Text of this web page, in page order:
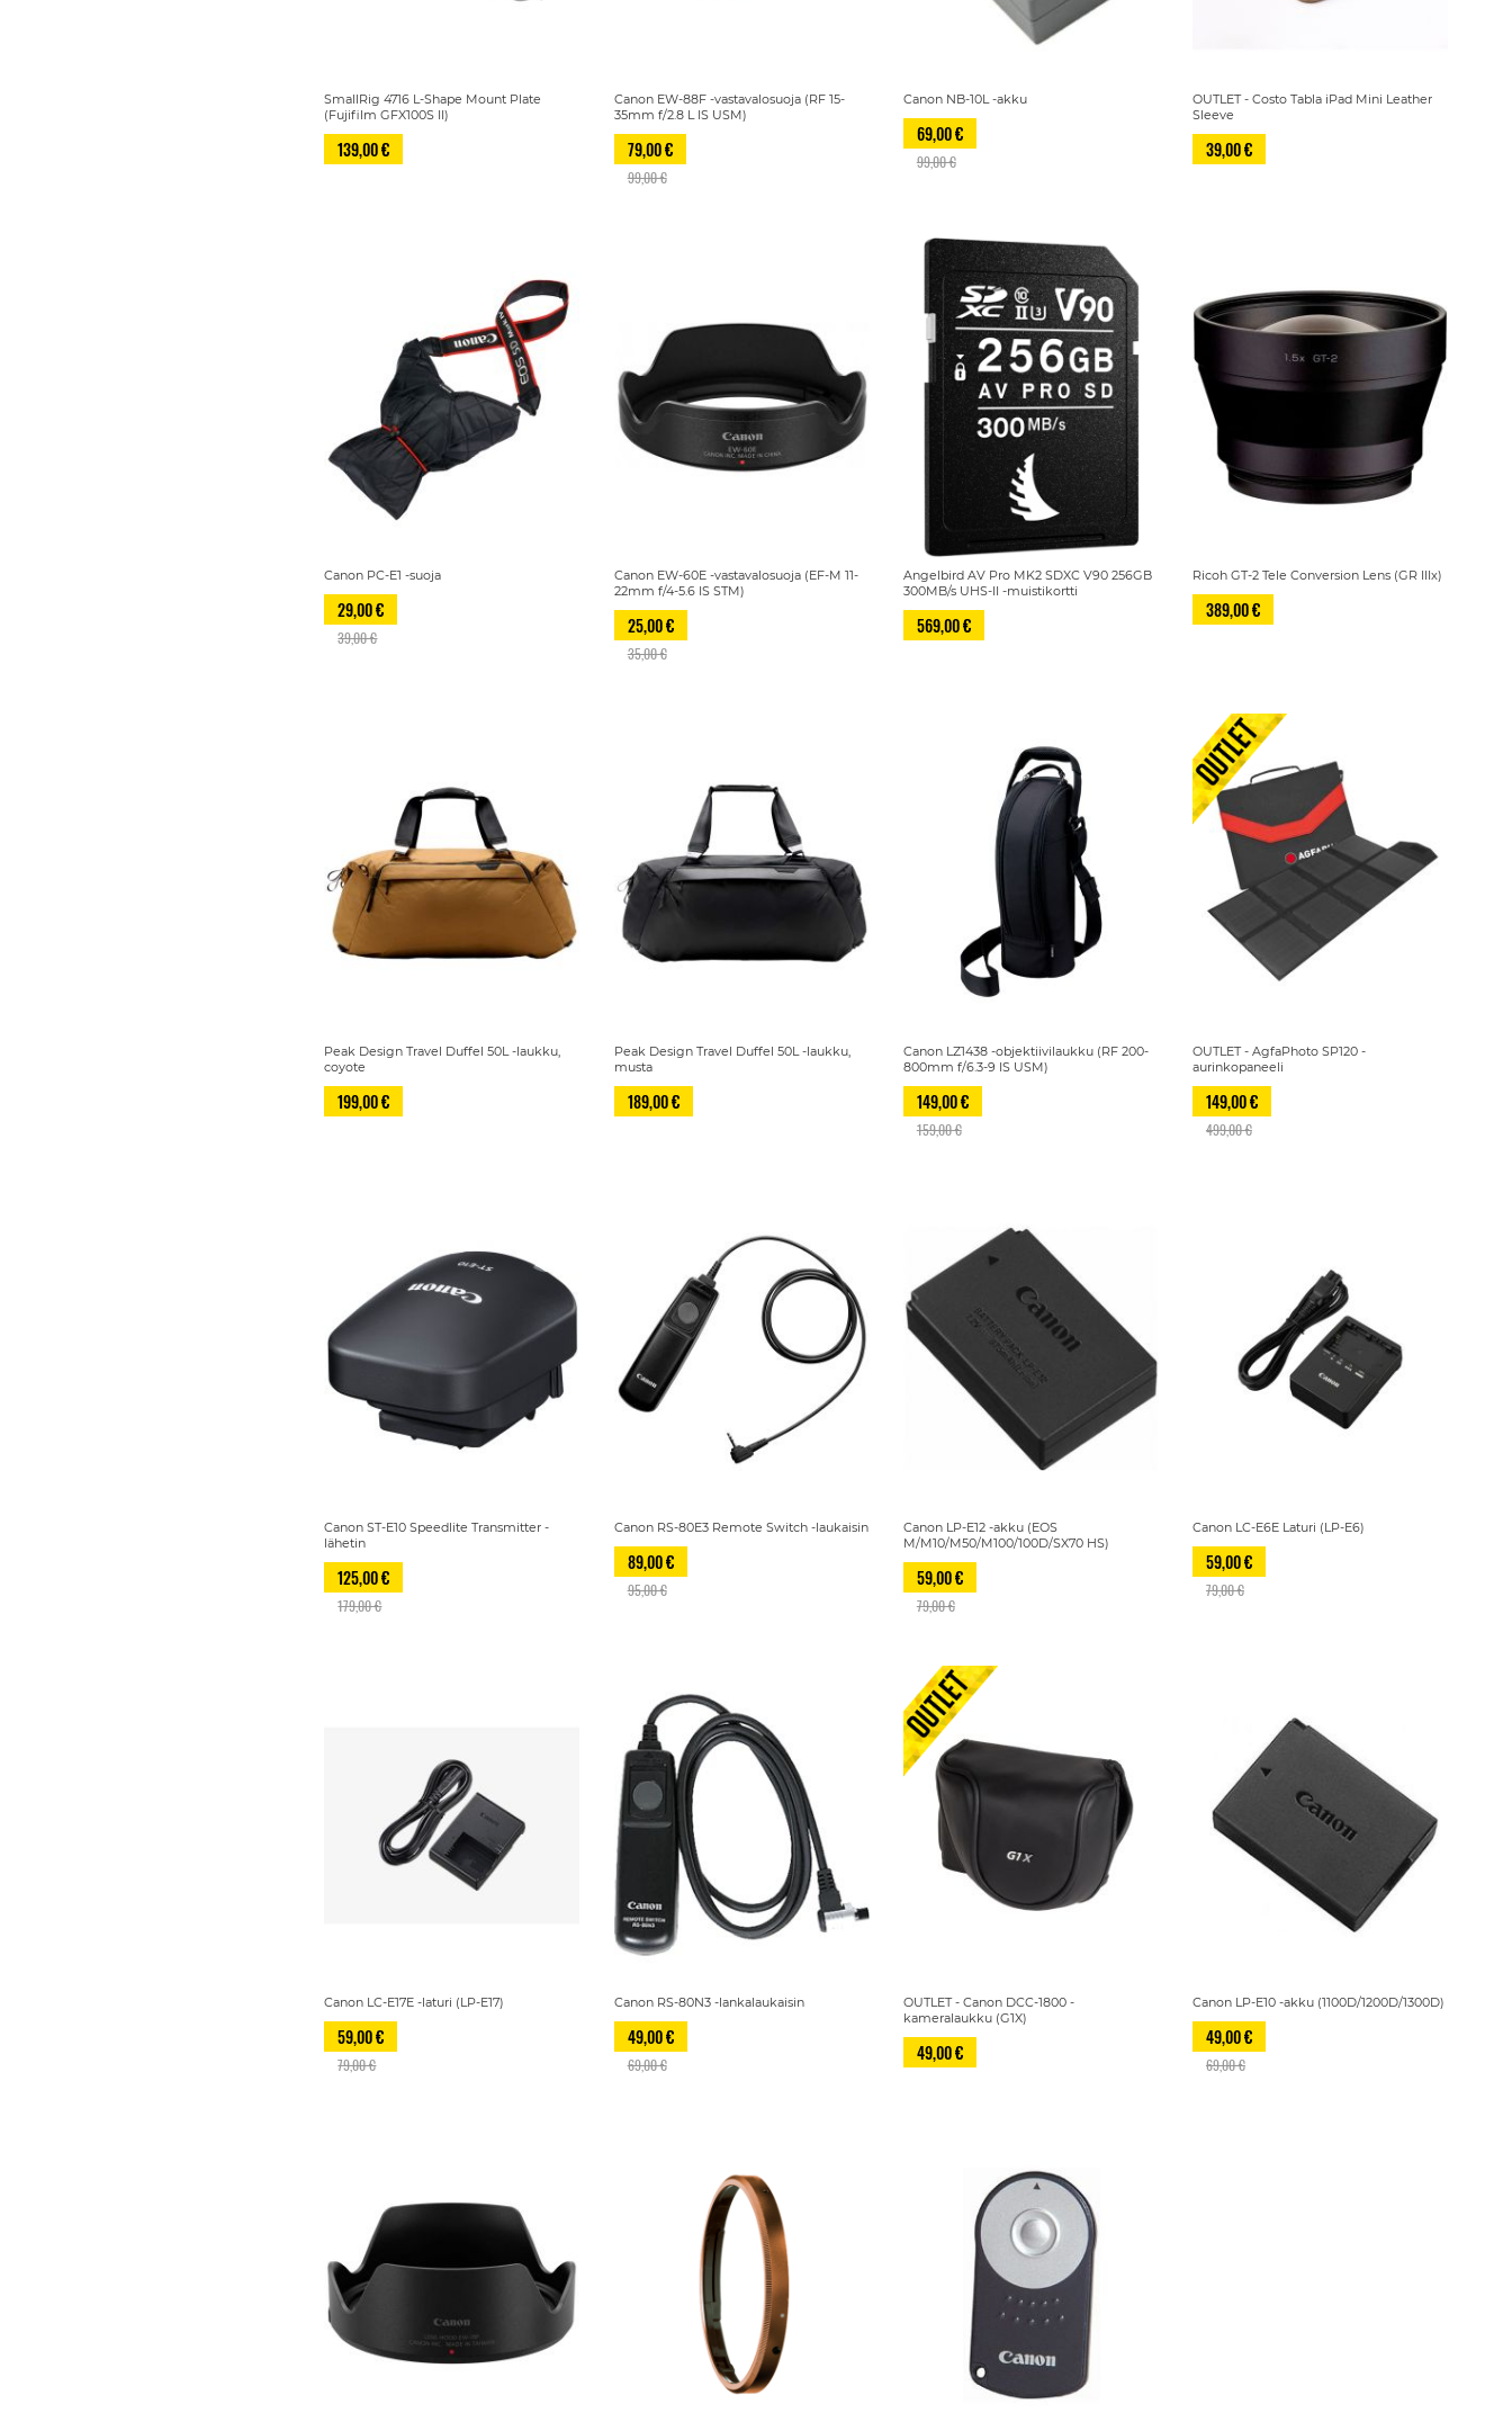
SmallRig 4716 L-Shape Mount Plate
(Fujifilm GFX100S II)
139,00 €
Canon EW-88F -vastavalosuoja (RF 15-
35mm f/2.8 L IS USM)
79,00 €
99,00 €
Canon NB-10L -akku
69,00 €
99,00 €
OUTLET - Costo Tabla iPad Mini Leather
Sleeve
39,00 €
Canon PC-E1 -suoja
29,00 €
39,00 €
Canon EW-60E -vastavalosuoja (EF-M 11-
22mm f/4-5.6 IS STM)
25,00 €
35,00 €
Angelbird AV Pro MK2 SDXC V90 256GB
300MB/s UHS-II -muistikortti
569,00 €
Ricoh GT-2 Tele Conversion Lens (GR IIIx)
389,00 €
Peak Design Travel Duffel 50L -laukku,
coyote
199,00 €
Peak Design Travel Duffel 50L -laukku,
musta
189,00 €
Canon LZ1438 -objektiivilaukku (RF 200-
800mm f/6.3-9 IS USM)
149,00 €
159,00 €
OUTLET - AgfaPhoto SP120 -
aurinkopaneeli
149,00 €
499,00 €
Canon ST-E10 Speedlite Transmitter -
lähetin
125,00 €
179,00 €
Canon RS-80E3 Remote Switch -laukaisin
89,00 €
95,00 €
Canon LP-E12 -akku (EOS
M/M10/M50/M100/100D/SX70 HS)
59,00 €
79,00 €
Canon LC-E6E Laturi (LP-E6)
59,00 €
79,00 €
Canon LC-E17E -laturi (LP-E17)
59,00 €
79,00 €
Canon RS-80N3 -lankalaukaisin
49,00 €
69,00 €
OUTLET - Canon DCC-1800 -
kameralaukku (G1X)
49,00 €
Canon LP-E10 -akku (1100D/1200D/1300D)
49,00 €
69,00 €